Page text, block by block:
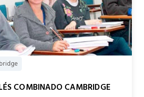
COMBINADO CAMBRIDGE